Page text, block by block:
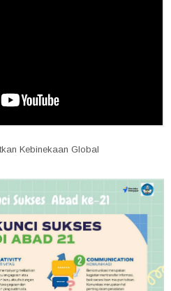
Kebinekaan Global